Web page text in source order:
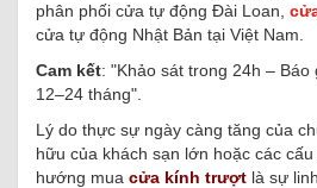
phân phối cửa tự động Đài Loan,
cửa tự động Nhật Bản tại Việt Nam.
Cam kết: "Khảo sát trong 24h –
12–24 tháng".
Lý do thực sự ngày càng tăng của
hữu của khách sạn lớn hoặc các
hướng mua cửa kính trượt là sự